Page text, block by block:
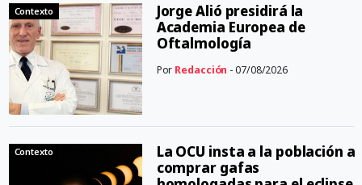
Contexto
Jorge Alió presidirá la
Academia Europea de
Oftalmología
Por Redacción - 07/08/2026
Contexto
La OCU insta a la población a
comprar gafas